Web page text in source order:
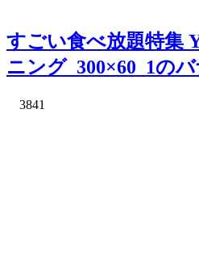
すごい食べ放題特集
ニング_300×60_1の
3841